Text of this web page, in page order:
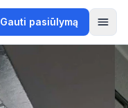
Gauti pasiūlymą